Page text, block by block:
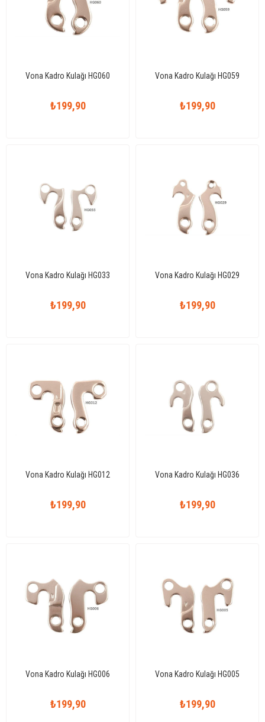
Vona Kadro Kulağı HG060
₺199,90
Vona Kadro Kulağı HG059
₺199,90
Vona Kadro Kulağı HG033
₺199,90
Vona Kadro Kulağı HG029
₺199,90
Vona Kadro Kulağı HG012
₺199,90
Vona Kadro Kulağı HG036
₺199,90
Vona Kadro Kulağı HG006
₺199,90
Vona Kadro Kulağı HG005
₺199,90